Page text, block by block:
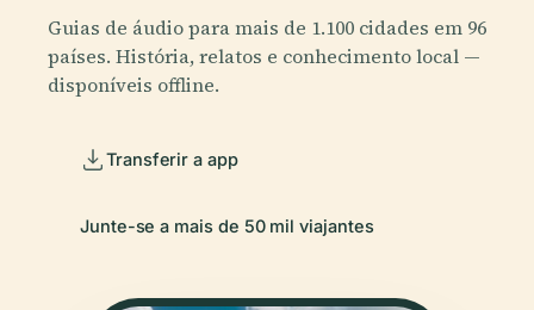
Guias de áudio para mais de 1.100 cidades em 96
países. História, relatos e conhecimento local —
disponíveis offline.
Transferir a app
Junte-se a mais de 50 mil viajantes